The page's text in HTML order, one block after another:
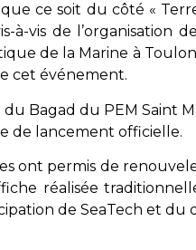
ce soit du côté «
vis de l’organisation
de la Marine à
cet événement.
Bagad du PEM Saint
de lancement officielle.
ont permis de
réalisée
de SeaTech et